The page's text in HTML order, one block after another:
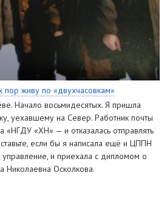
пор живу по «двухчасовкам»
Начало восьмидесятых. Я пришла
уехавшему на Север. Работник почты
«НГДУ «ХН» — и отказалась отправлять
если бы я написала ещё и ЦППН
и приехала с дипломом о
Осколкова.